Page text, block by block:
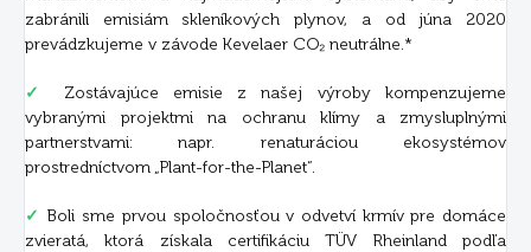
zabránili emisiám skleníkových plynov, a od júna 2020
prevádzkujeme v závode Kevelaer CO₂ neutrálne.*
✓ Zostávajúce emisie z našej výroby kompenzujeme
vybranými projektmi na ochranu klímy a zmysluplnými
partnerstvami: napr. renaturáciou ekosystémov
prostredníctvom „Plant-for-the-Planet“.
✓ Boli sme prvou spoločnosťou v odvetví krmív pre domáce
zvieratá, ktorá získala certifikáciu TÜV Rheinland podľa